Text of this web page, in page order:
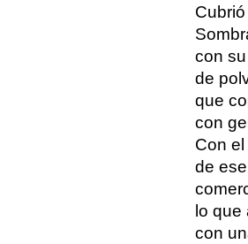
con
de
que
con
Con
de
lo que
con